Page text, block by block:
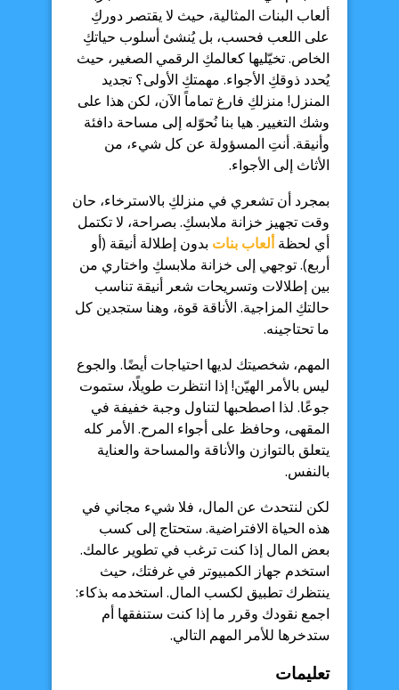
ألعاب البنات المثالية، حيث لا يقتصر دوركِ
على اللعب فحسب، بل يُنشئ أسلوب حياتكِ
الخاص. تخيّليها كعالمكِ الرقمي الصغير، حيث
يُحدد ذوقكِ الأجواء. مهمتكِ الأولى؟ تجديد
المنزل! منزلكِ فارغ تماماً الآن، لكن هذا على
وشك التغيير. هيا بنا نُحوّله إلى مساحة دافئة
وأنيقة. أنتِ المسؤولة عن كل شيء، من
الأثاث إلى الأجواء.
بمجرد أن تشعري في منزلكِ بالاسترخاء، حان
وقت تجهيز خزانة ملابسكِ. بصراحة، لا تكتمل
أي لحظةألعاب بنات بدون إطلالة أنيقة (أو
أربع). توجهي إلى خزانة ملابسكِ واختاري من
بين إطلالات وتسريحات شعر أنيقة تناسب
حالتكِ المزاجية. الأناقة قوة، وهنا ستجدين كل
ما تحتاجينه.
المهم، شخصيتك لديها احتياجات أيضًا. والجوع
ليس بالأمر الهيّن! إذا انتظرت طويلًا، ستموت
جوعًا. لذا اصطحبها لتناول وجبة خفيفة في
المقهى، وحافظ على أجواء المرح. الأمر كله
يتعلق بالتوازن والأناقة والمساحة والعناية
بالنفس.
لكن لنتحدث عن المال، فلا شيء مجاني في
هذه الحياة الافتراضية. ستحتاج إلى كسب
بعض المال إذا كنت ترغب في تطوير عالمك.
استخدم جهاز الكمبيوتر في غرفتك، حيث
ينتظرك تطبيق لكسب المال. استخدمه بذكاء:
اجمع نقودك وقرر ما إذا كنت ستنفقها أم
ستدخرها للأمر المهم التالي.
تعليمات